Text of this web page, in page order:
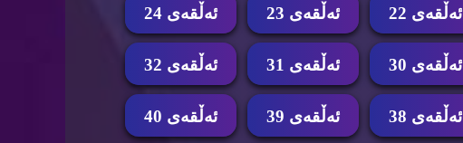
ئه‌ڵقه‌ی 22 ئه‌ڵقه‌ی 23 ئه‌ڵقه‌ی 24
ئه‌ڵقه‌ی 30 ئه‌ڵقه‌ی 31 ئه‌ڵقه‌ی 32
ئه‌ڵقه‌ی 38 ئه‌ڵقه‌ی 39 ئه‌ڵقه‌ی 40